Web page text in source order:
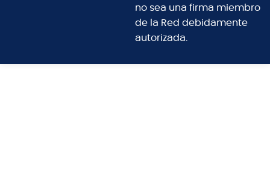
no sea una firma miembro
de la Red debidamente
autorizada.